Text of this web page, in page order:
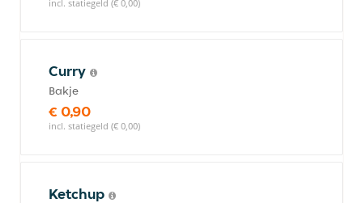
incl. statiegeld (€ 0,00)
Curry
Bakje
€ 0,90
incl. statiegeld (€ 0,00)
Ketchup